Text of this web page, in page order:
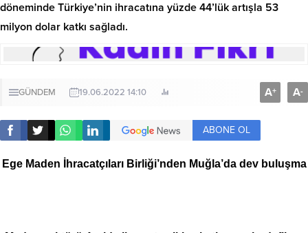
döneminde Türkiye’nin ihracatına yüzde 44’lük artışla 53
milyon dolar katkı sağladı.
GÜNDEM 19.06.2022 14:10 A+ A-
ABONE OL
Ege Maden İhracatçıları Birliği’nden Muğla’da dev buluşma